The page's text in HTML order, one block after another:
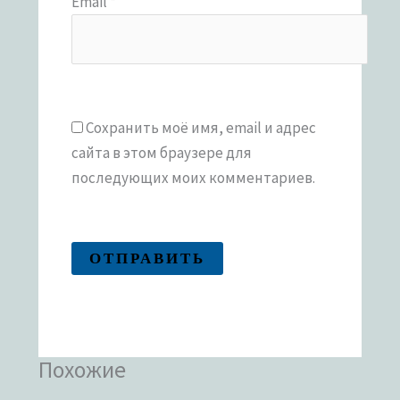
Сохранить моё имя, email и адрес
сайта в этом браузере для
последующих моих комментариев.
Похожие